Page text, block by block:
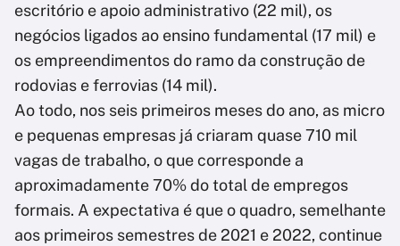
escritório e apoio administrativo (22 mil), os
negócios ligados ao ensino fundamental (17 mil) e
os empreendimentos do ramo da construção de
rodovias e ferrovias (14 mil).
Ao todo, nos seis primeiros meses do ano, as micro
e pequenas empresas já criaram quase 710 mil
vagas de trabalho, o que corresponde a
aproximadamente 70% do total de empregos
formais. A expectativa é que o quadro, semelhante
aos primeiros semestres de 2021 e 2022, continue